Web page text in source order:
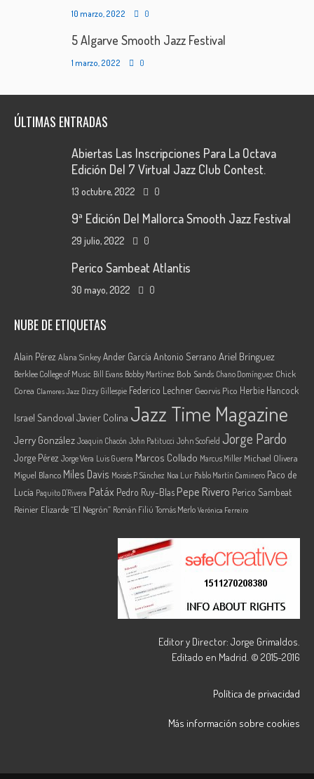
10 marzo, 2022 0
5 Algarve Smooth Jazz Festival
1 marzo, 2022 0
ÚLTIMAS ENTRADAS
Abiertas Las Inscripciones Para La Octava
Edición Del 7 Virtual Jazz Club Contest.
13 octubre, 2022 0
9ª Edición Del Mallorca Smooth Jazz Festival
29 julio, 2022 0
Perico Sambeat Atlantis
30 mayo, 2022 0
NUBE DE ETIQUETAS
Alain Pérez Alana SinkeyAnder García Antonio Serrano Ariel Brínguez
Berklee College of Music Bill Evans Bobby Martínez Bob Sands Chano Domínguez Chick
Corea Clamores Jazz Dizzy Gillespie Federico Lechner Georvis Pico Herbie Hancock
Israel Sandoval Javier Colina Jazz Time Magazine
Jerry González Joaquin Chacón John Patitucci John Scofield Jorge Pardo
Jorge Pérez Jorge Vera Luis Guerra Marcos Collado Marcus Miller Michael Olivera
Miguel Blanco Miles Davis Moisés P. Sánchez Noa Lur Pablo Martín Caminero Paco de
Lucía Paquito D'Rivera Patáx Pedro Ruy-Blas Pepe Rivero Perico Sambeat
Reinier Elizarde “El Negrón” Román Filiú Tomás Merlo Verónica Ferreiro
Editor y Director: Jorge Grimaldos.
Editado en Madrid. © 2015-2016
Política de privacidad
Más información sobre cookies